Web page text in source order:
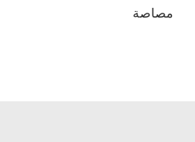
مصاصة